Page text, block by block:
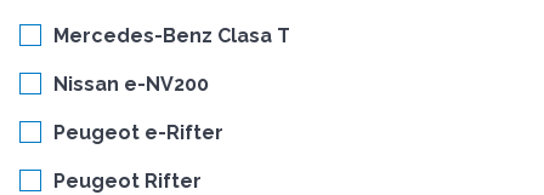
Mercedes-Benz Clasa T
Nissan e-NV200
Peugeot e-Rifter
Peugeot Rifter